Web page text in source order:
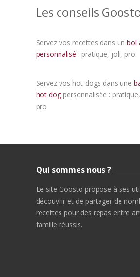
Les conseils Goosto
Servez vos recettes dans un bol
personnalisé : pratique, joli, pro.
Servez vos hot-dogs dans une
hot dog personnalisée :
pro
Qui sommes nous ?
Le site Goosto propose à ses
découvrir et de partager de
recettes pour des repas entre
famille réussis.